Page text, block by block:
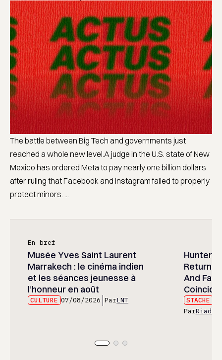
The battle between Big Tech and governments just
reached a whole new level.A judge in the U.S. state of New
Mexico has ordered Meta to pay nearly one billion dollars
after ruling that Facebook and Instagram failed to properly
protect minors. ...
En bref
Musée Yves Saint Laurent
Marrakech : le cinéma indien
et les séances jeunesse à
l’honneur en août
CULTURE 07/08/2026 ParLNT
Hunter
And
STACHE
ParRiad